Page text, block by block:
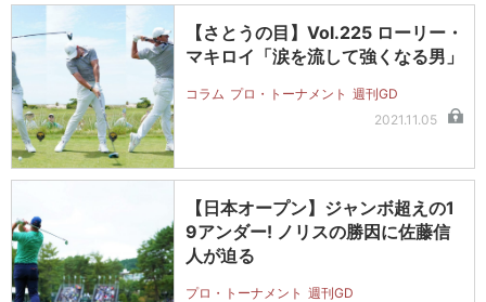
【さとうの目】Vol.225 ローリー・
マキロイ「涙を流して強くなる男」
コラム プロ・トーナメント 週刊GD
2021.11.05
【日本オープン】ジャンボ超えの1
9アンダー! ノリスの勝因に佐藤信
人が迫る
プロ・トーナメント 週刊GD